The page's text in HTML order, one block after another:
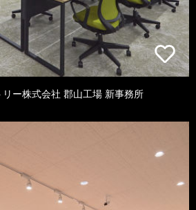
ー株式会社 郡山工場 新事務所